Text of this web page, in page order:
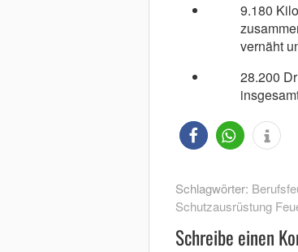
9.180
vernäht
28.200
Schlagwörter:
Schutzausrüstung
Schreibe einen